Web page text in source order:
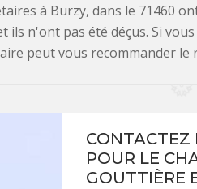
à Burzy, dans le 71460
ils n'ont pas été déçus. Si
peut vous recommander le
CONTACTEZ
POUR LE
GOUTTIÈRE